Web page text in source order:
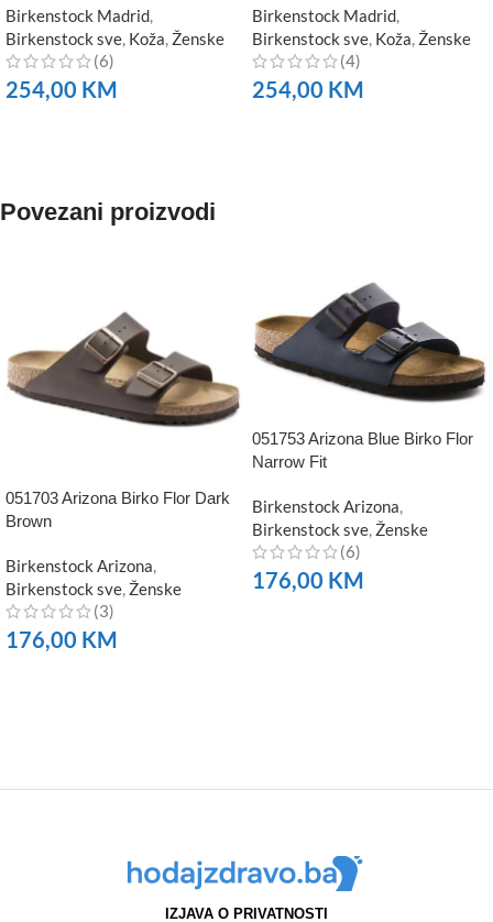
Birkenstock Madrid
Birkenstock sve Koža Ženske
(6)
254,00 KM
Birkenstock Madrid
Birkenstock sve Koža Ženske
(4)
254,00 KM
Povezani proizvodi
051703 Arizona Birko Flor Dark
Brown
Birkenstock Arizona
Birkenstock sve Ženske
(3)
176,00 KM
051753 Arizona Blue Birko Flor
Narrow Fit
Birkenstock Arizona,
Birkenstock sve, Ženske
(6)
176,00 KM
IZJAVA O PRIVATNOSTI